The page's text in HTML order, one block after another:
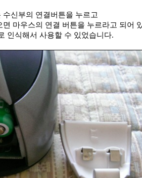
신부의 연결버튼을 누르고
마우스의 연결 버튼을 누르라고 되어
인식해서 사용할 수 있었습니다.